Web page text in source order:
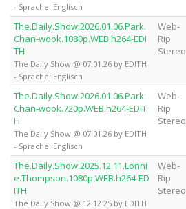
- Sprache: Englisch
The.Daily.Show.2026.01.06.Park.
Chan-wook.1080p.WEB.h264-EDI
TH
The Daily Show @ 07.01.26 by EDITH
- Sprache: Englisch
Web-
Rip
Stereo
The.Daily.Show.2026.01.06.Park.
Chan-wook.720p.WEB.h264-EDIT
H
The Daily Show @ 07.01.26 by EDITH
- Sprache: Englisch
Web-
Rip
Stereo
The.Daily.Show.2025.12.11.Lonni
e.Thompson.1080p.WEB.h264-ED
ITH
The Daily Show @ 12.12.25 by EDITH
Web-
Rip
Stereo